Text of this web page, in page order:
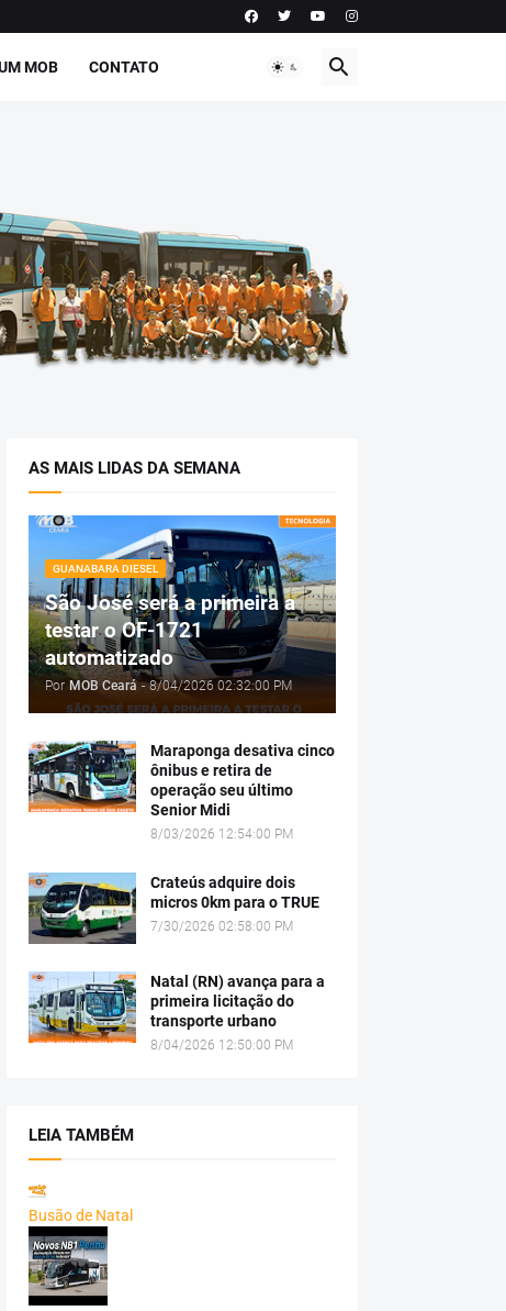
MOB CONTATO
AS MAIS LIDAS DA SEMANA
GUANABARA DIESEL
São José será a primeira a
testar o OF-1721
automatizado
Por MOB Ceará - 8/04/2026 02:32:00 PM
Maraponga desativa cinco
ônibus e retira de
operação seu último
Senior Midi
8/03/2026 12:54:00 PM
Crateús adquire dois
micros 0km para o TRUE
7/30/2026 02:58:00 PM
Natal (RN) avança para a
primeira licitação do
transporte urbano
8/04/2026 12:50:00 PM
LEIA TAMBÉM
Busão de Natal